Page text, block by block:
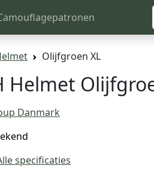
Olijfgroen XL
Helmet
Danmark
specificaties